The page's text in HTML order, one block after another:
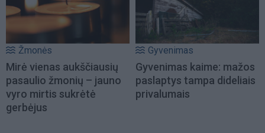
Žmonės
Mirė vienas aukščiausių
pasaulio žmonių – jauno
vyro mirtis sukrėtė
gerbėjus
Gyvenimas
Gyvenimas kaime: mažos
paslaptys tampa dideliais
privalumais